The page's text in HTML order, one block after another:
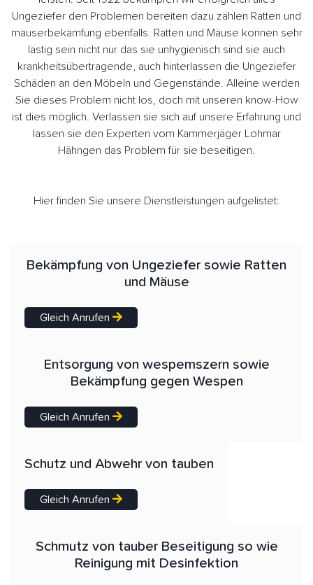
Ungeziefer den Problemen bereiten dazu zählen Ratten und
mäuserbekämfung ebenfalls. Ratten und Mäuse können sehr
lästig sein nicht nur das sie unhygienisch sind sie auch
krankheitsübertragende, auch hinterlassen die Ungeziefer
Schäden an den Möbeln und Gegenstände. Alleine werden
Sie dieses Problem nicht los, doch mit unseren know-How
ist dies möglich. Verlassen sie sich auf unsere Erfahrung und
lassen sie den Experten vom Kammerjäger Lohmar
Hähngen das Problem für sie beseitigen.
Hier finden Sie unsere Dienstleistungen aufgelistet:
Bekämpfung von Ungeziefer sowie Ratten
und Mäuse
Gleich Anrufen
Entsorgung von wespemszern sowie
Bekämpfung gegen Wespen
Gleich Anrufen
Schutz und Abwehr von tauben
Gleich Anrufen
Schmutz von tauber Beseitigung so wie
Reinigung mit Desinfektion